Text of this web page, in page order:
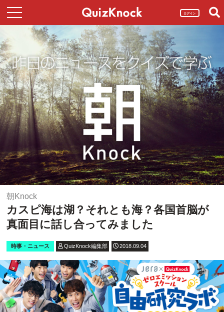
ログイン
朝Knock
カスピ海は湖？それとも海？各国首脳が
真面目に話し合ってみました
時事・ニュース QuizKnock編集部 2018.09.04